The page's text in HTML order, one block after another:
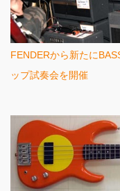
FENDERから新たに
ップ試奏会を開催